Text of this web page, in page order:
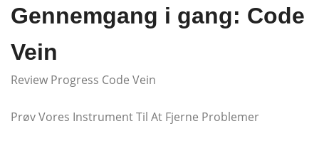
Gennemgang i gang: Code
Vein
Review Progress Code Vein
Prøv Vores Instrument Til At Fjerne Problemer